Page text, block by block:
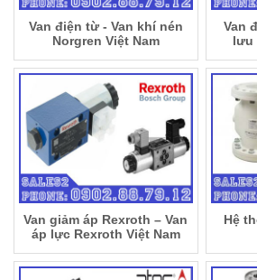
Van điện từ - Van khí nén
Norgren Việt Nam
Van
lưu
Van giảm áp Rexroth – Van
áp lực Rexroth Việt Nam
Hệ